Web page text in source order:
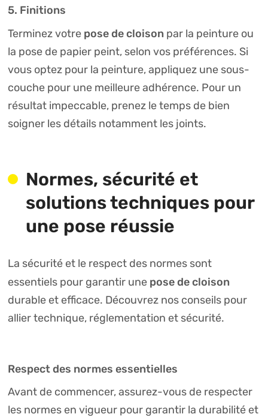
5. Finitions
Terminez votre pose de cloisonpar la peinture ou
la pose de papier peint, selon vos préférences. Si
vous optez pour la peinture, appliquez une sous-
couche pour une meilleure adhérence. Pour un
résultat impeccable, prenez le temps de bien
soigner les détails notamment les joints.
Normes, sécurité et
solutions techniques pour
une pose réussie
La sécurité et le respect des normes sont
essentiels pour garantir une pose de cloison
durable et efficace. Découvrez nos conseils pour
allier technique, réglementation et sécurité.
Respect des normes essentielles
Avant de commencer, assurez-vous de respecter
les normes en vigueur pour garantir la durabilité et